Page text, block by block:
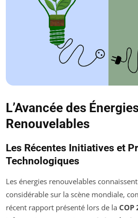
L’Avancée des
Renouvelables
Les Récentes Initiatives et
Technologiques
Les énergies renouvelables
considérable sur la scène mondiale,
récent rapport présenté lors de la COP